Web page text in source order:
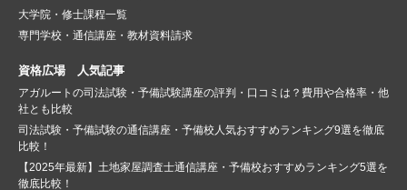
大学院・修士課程一覧
専門学校・通信講座・教材資料請求
資格広場 人気記事
アガルートの司法試験・予備試験講座の評判・口コミは？費用や合格率・他
社とも比較
司法試験・予備試験の通信講座・予備校人気おすすめランキング9選を徹底
比較！
【2025年最新】土地家屋調査士通信講座・予備校おすすめランキング5選を
徹底比較！